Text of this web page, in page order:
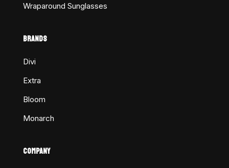
Wraparound Sunglasses
BRANDS
Divi
Extra
Bloom
Monarch
COMPANY